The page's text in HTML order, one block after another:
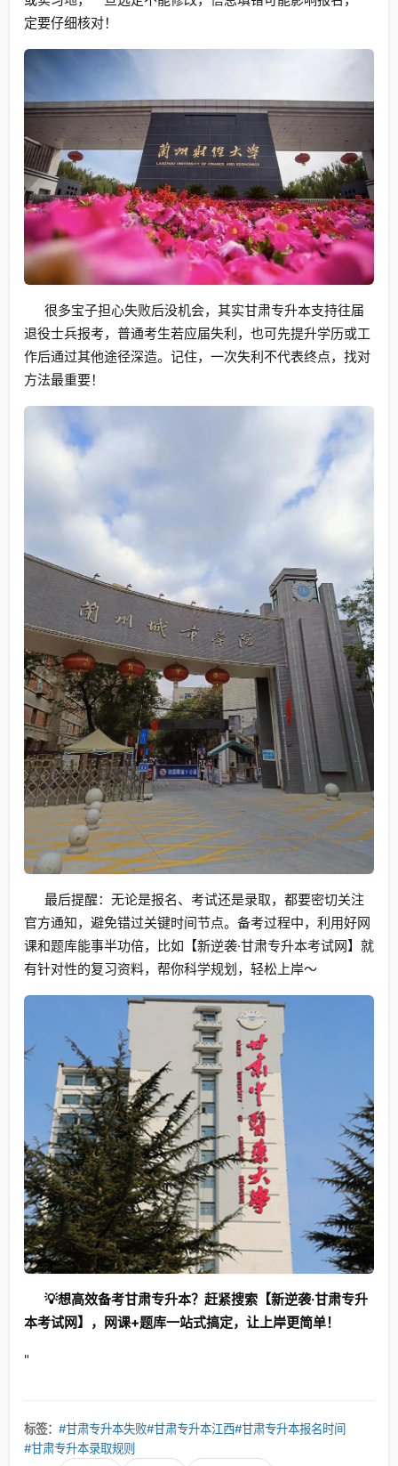
定要仔细核对！
很多宝子担心失败后没机会，其实甘肃专升本支持往届
退役士兵报考，普通考生若应届失利，也可先提升学历或工
作后通过其他途径深造。记住，一次失利不代表终点，找对
方法最重要！
最后提醒：无论是报名、考试还是录取，都要密切关注
官方通知，避免错过关键时间节点。备考过程中，利用好网
课和题库能事半功倍，比如【新逆袭·甘肃专升本考试网】就
有针对性的复习资料，帮你科学规划，轻松上岸～
💡想高效备考甘肃专升本？赶紧搜索【新逆袭·甘肃专升
本考试网】，网课+题库一站式搞定，让上岸更简单！
"
标签： #甘肃专升本失败#甘肃专升本江西#甘肃专升本报名时间
#甘肃专升本录取规则